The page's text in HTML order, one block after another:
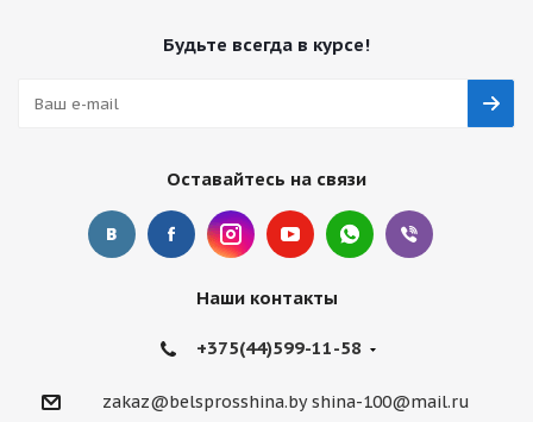
Будьте всегда в курсе!
Оставайтесь на связи
Наши контакты
+375(44)599-11-58
zakaz@belsprosshina.by shina-100@mail.ru